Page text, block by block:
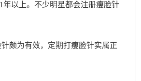
以上。不少明星都会注册瘦脸针
颇为有效，定期打瘦脸针实属正